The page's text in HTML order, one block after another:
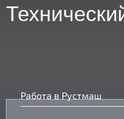
Работа в Рустмаш